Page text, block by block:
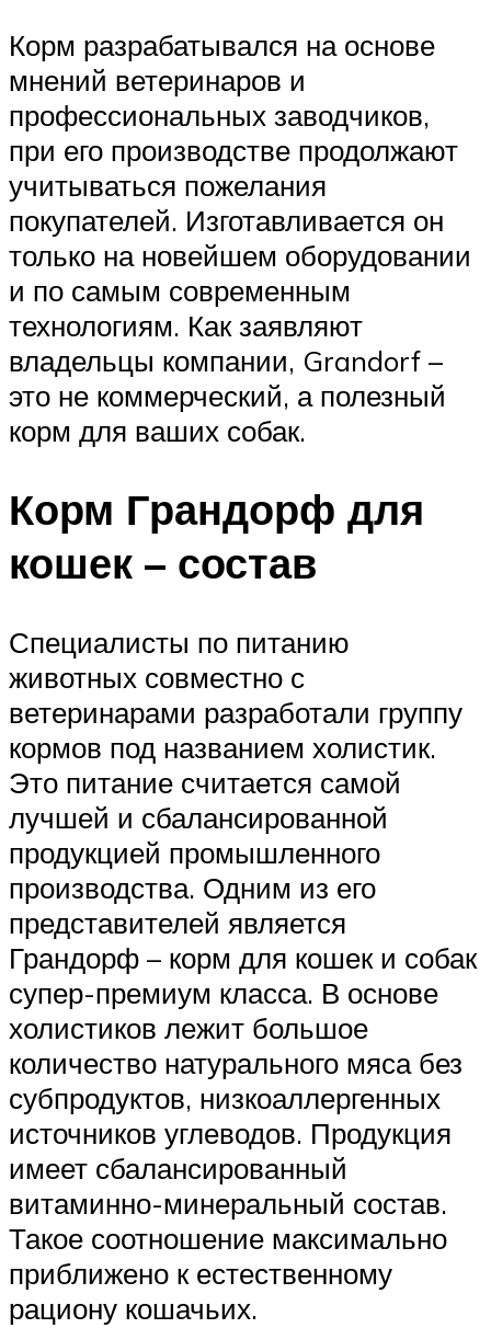
Корм разрабатывался на основе
мнений ветеринаров и
профессиональных заводчиков,
при его производстве продолжают
учитываться пожелания
покупателей. Изготавливается он
только на новейшем оборудовании
и по самым современным
технологиям. Как заявляют
владельцы компании, Grandorf –
это не коммерческий, а полезный
корм для ваших собак.
Корм Грандорф для
кошек – состав
Специалисты по питанию
животных совместно с
ветеринарами разработали группу
кормов под названием холистик.
Это питание считается самой
лучшей и сбалансированной
продукцией промышленного
производства. Одним из его
представителей является
Грандорф – корм для кошек и собак
супер-премиум класса. В основе
холистиков лежит большое
количество натурального мяса без
субпродуктов, низкоаллергенных
источников углеводов. Продукция
имеет сбалансированный
витаминно-минеральный состав.
Такое соотношение максимально
приближено к естественному
рациону кошачьих.